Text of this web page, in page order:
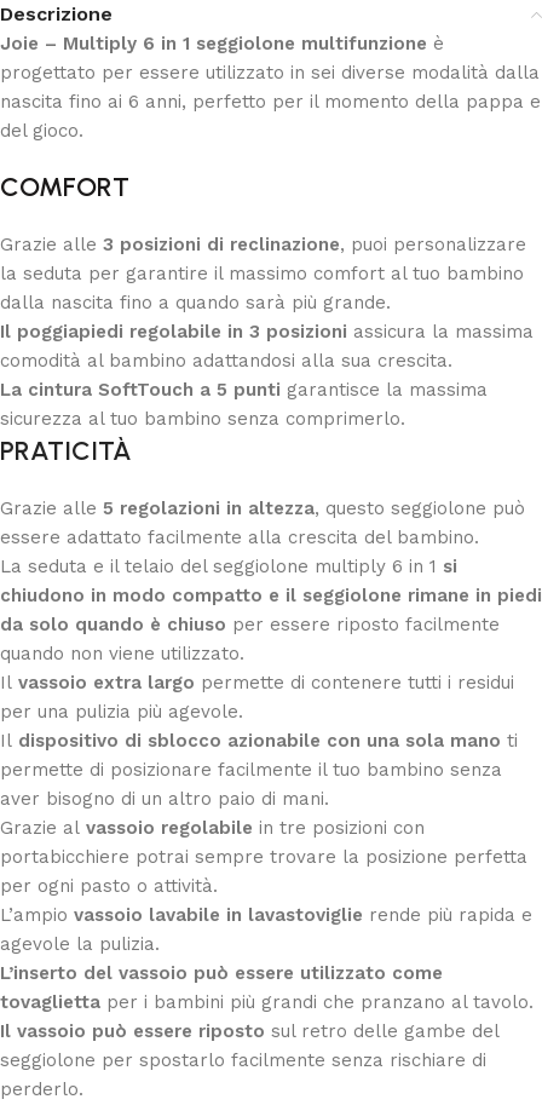
Descrizione
Joie – Multiply 6 in 1 seggiolone multifunzione è
progettato per essere utilizzato in sei diverse modalità dalla
nascita fino ai 6 anni, perfetto per il momento della pappa e
del gioco.
COMFORT
Grazie alle 3 posizioni di reclinazione, puoi personalizzare
la seduta per garantire il massimo comfort al tuo bambino
dalla nascita fino a quando sarà più grande.
Il poggiapiedi regolabile in 3 posizioni assicura la massima
comodità al bambino adattandosi alla sua crescita.
La cintura SoftTouch a 5 punti garantisce la massima
sicurezza al tuo bambino senza comprimerlo.
PRATICITÀ
Grazie alle 5 regolazioni in altezza, questo seggiolone può
essere adattato facilmente alla crescita del bambino.
La seduta e il telaio del seggiolone multiply 6 in 1 si
chiudono in modo compatto e il seggiolone rimane in piedi
da solo quando è chiuso per essere riposto facilmente
quando non viene utilizzato.
Il vassoio extra largo permette di contenere tutti i residui
per una pulizia più agevole.
Il dispositivo di sblocco azionabile con una sola mano ti
permette di posizionare facilmente il tuo bambino senza
aver bisogno di un altro paio di mani.
Grazie al vassoio regolabile in tre posizioni con
portabicchiere potrai sempre trovare la posizione perfetta
per ogni pasto o attività.
L’ampio vassoio lavabile in lavastoviglie rende più rapida e
agevole la pulizia.
L’inserto del vassoio può essere utilizzato come
tovaglietta per i bambini più grandi che pranzano al tavolo.
Il vassoio può essere riposto sul retro delle gambe del
seggiolone per spostarlo facilmente senza rischiare di
perderlo.